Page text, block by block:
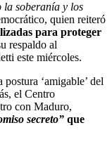
la soberanía y los
quien reiteró
para proteger
respaldo al
este miércoles.
‘amigable’ del
el Centro
con Maduro,
secreto” que